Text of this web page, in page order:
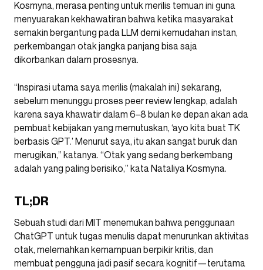
Kosmyna, merasa penting untuk merilis temuan ini guna
menyuarakan kekhawatiran bahwa ketika masyarakat
semakin bergantung pada LLM demi kemudahan instan,
perkembangan otak jangka panjang bisa saja
dikorbankan dalam prosesnya.
“Inspirasi utama saya merilis (makalah ini) sekarang,
sebelum menunggu proses peer review lengkap, adalah
karena saya khawatir dalam 6–8 bulan ke depan akan ada
pembuat kebijakan yang memutuskan, ‘ayo kita buat TK
berbasis GPT.’ Menurut saya, itu akan sangat buruk dan
merugikan,” katanya. “Otak yang sedang berkembang
adalah yang paling berisiko,” kata Nataliya Kosmyna.
TL;DR
Sebuah studi dari MIT menemukan bahwa penggunaan
ChatGPT untuk tugas menulis dapat menurunkan aktivitas
otak, melemahkan kemampuan berpikir kritis, dan
membuat pengguna jadi pasif secara kognitif—terutama